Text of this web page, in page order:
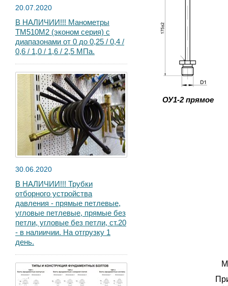
20.07.2020
В НАЛИЧИИ!!! Манометры
ТМ510М2 (эконом серия) с
диапазонами от 0 до 0,25 / 0,4 /
0,6 / 1,0 / 1,6 / 2,5 МПа.
30.06.2020
В НАЛИЧИИ!!! Трубки
отборного устройства
давления - прямые петлевые,
угловые петлевые, прямые без
петли, угловые без петли, ст.20
- в налиичии. На отгрузку 1
день.
ОУ1-2 прямое